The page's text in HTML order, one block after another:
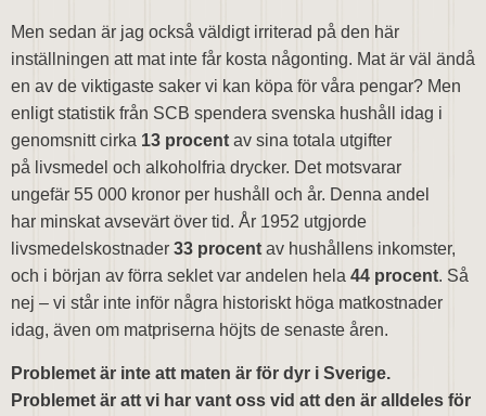
Men sedan är jag också väldigt irriterad på den här
inställningen att mat inte får kosta någonting. Mat är väl ändå
en av de viktigaste saker vi kan köpa för våra pengar? Men
enligt statistik från SCB spendera svenska hushåll idag i
genomsnitt cirka 13 procent av sina totala utgifter
på livsmedel och alkoholfria drycker. Det motsvarar
ungefär 55 000 kronor per hushåll och år. Denna andel
har minskat avsevärt över tid. År 1952 utgjorde
livsmedelskostnader 33 procent av hushållens inkomster,
och i början av förra seklet var andelen hela 44 procent. Så
nej – vi står inte inför några historiskt höga matkostnader
idag, även om matpriserna höjts de senaste åren.
Problemet är inte att maten är för dyr i Sverige.
Problemet är att vi har vant oss vid att den är alldeles för